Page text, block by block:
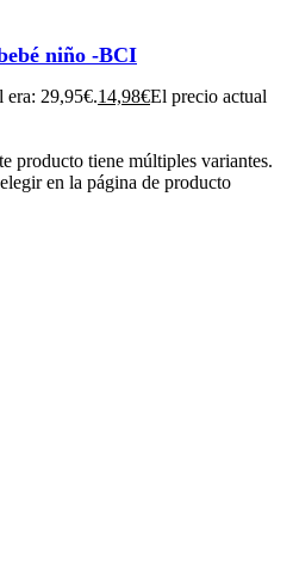
niño -BCI
29,95€.14,98€El precio actual
producto tiene múltiples variantes.
en la página de producto